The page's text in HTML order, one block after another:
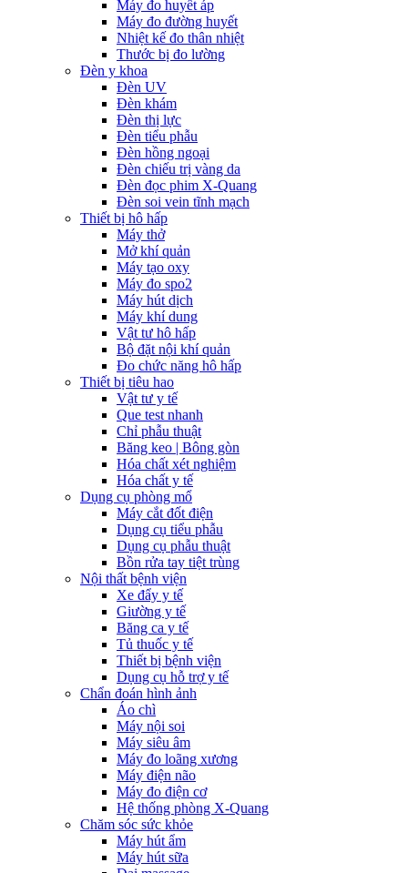
Máy đo huyết áp
Máy đo đường huyết
Nhiệt kế đo thân nhiệt
Thước bị đo lường
Đèn y khoa
Đèn UV
Đèn khám
Đèn thị lực
Đèn tiểu phẫu
Đèn hồng ngoại
Đèn chiếu trị vàng da
Đèn đọc phim X-Quang
Đèn soi vein tĩnh mạch
Thiết bị hô hấp
Máy thở
Mở khí quản
Máy tạo oxy
Máy đo spo2
Máy hút dịch
Máy khí dung
Vật tư hô hấp
Bộ đặt nội khí quản
Đo chức năng hô hấp
Thiết bị tiêu hao
Vật tư y tế
Que test nhanh
Chỉ phẫu thuật
Băng keo | Bông gòn
Hóa chất xét nghiệm
Hóa chất y tế
Dụng cụ phòng mổ
Máy cắt đốt điện
Dụng cụ tiểu phẫu
Dụng cụ phẫu thuật
Bồn rửa tay tiệt trùng
Nội thất bệnh viện
Xe đẩy y tế
Giường y tế
Băng ca y tế
Tủ thuốc y tế
Thiết bị bệnh viện
Dụng cụ hỗ trợ y tế
Chẩn đoán hình ảnh
Áo chì
Máy nội soi
Máy siêu âm
Máy đo loãng xương
Máy điện não
Máy đo điện cơ
Hệ thống phòng X-Quang
Chăm sóc sức khỏe
Máy hút ẩm
Máy hút sữa